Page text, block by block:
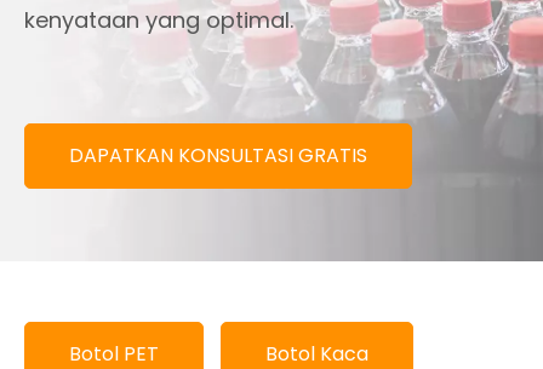
kenyataan yang optimal.
DAPATKAN KONSULTASI GRATIS
Botol PET Botol Kaca